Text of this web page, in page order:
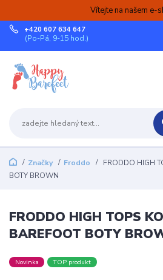
Vítejte na našem e-
+420 607 634 647
(Po-Pá, 9-15 hod.)
Značky Froddo
FRODDO HIGH
BOTY BROWN
FRODDO HIGH TOPS
BAREFOOT BOTY
Novinka TOP produkt